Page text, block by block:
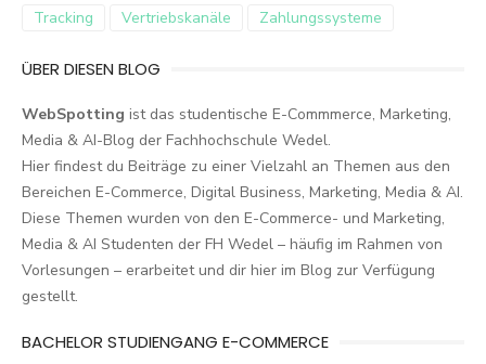
Tracking
Vertriebskanäle Zahlungssysteme
ÜBER DIESEN BLOG
WebSpotting ist das studentische E-Commmerce, Marketing,
Media & AI-Blog der Fachhochschule Wedel.
Hier findest du Beiträge zu einer Vielzahl an Themen aus den
Bereichen E-Commerce, Digital Business, Marketing, Media & AI.
Diese Themen wurden von den E-Commerce- und Marketing,
Media & AI Studenten der FH Wedel – häufig im Rahmen von
Vorlesungen – erarbeitet und dir hier im Blog zur Verfügung
gestellt.
BACHELOR STUDIENGANG E-COMMERCE